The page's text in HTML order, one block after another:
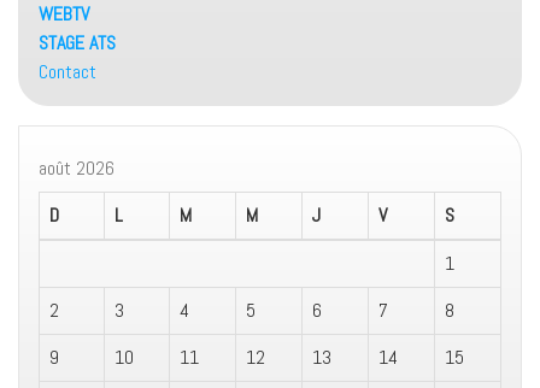
WEBTV
STAGE ATS
Contact
août 2026
D
L M M J V
S
1
2
3 4 5 6 7
8
9
10 11 12 13 14
15